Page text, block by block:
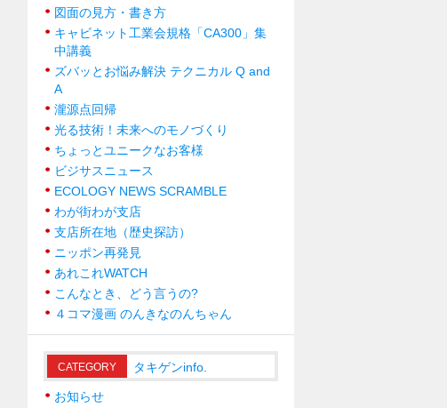
図面の見方・書き方
キャビネット工業会規格「CA300」集
中講義
ズバッとお悩み解決 テクニカル Q and
A
瀧源点回帰
光る技術！未来へのモノづくり
ちょっとユニークなお客様
ビジサスニュース
ECOLOGY NEWS SCRAMBLE
わが街わが支店
支店所在地（歴史探訪）
ニッポン再発見
あれこれWATCH
こんなとき、どう言うの?
４コマ漫画 のんきなのんちゃん
CATEGORY タキゲンinfo.
お知らせ